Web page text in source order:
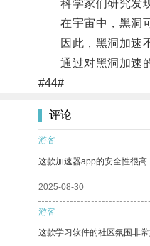
科学家们研究发现
在宇宙中，黑洞可
因此，黑洞加速不
通过对黑洞加速的
#44#
评论
游客
这款加速器app的安全性很高
2025-08-30
游客
这款学习软件的社区氛围非